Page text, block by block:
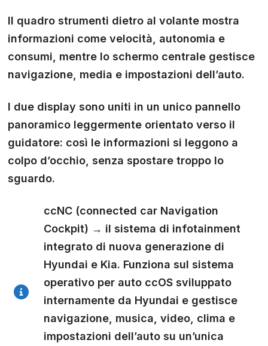
Il quadro strumenti dietro al volante mostra
informazioni come velocità, autonomia e
consumi, mentre lo schermo centrale gestisce
navigazione, media e impostazioni dell’auto.
I due display sono uniti in un unico pannello
panoramico leggermente orientato verso il
guidatore: così le informazioni si leggono a
colpo d’occhio, senza spostare troppo lo
sguardo.
ccNC (connected car Navigation
Cockpit) → il sistema di infotainment
integrato di nuova generazione di
Hyundai e Kia. Funziona sul sistema
operativo per auto ccOS sviluppato
internamente da Hyundai e gestisce
navigazione, musica, video, clima e
impostazioni dell’auto su un’unica